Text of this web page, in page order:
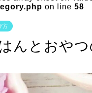
on line 58
方
んとおや